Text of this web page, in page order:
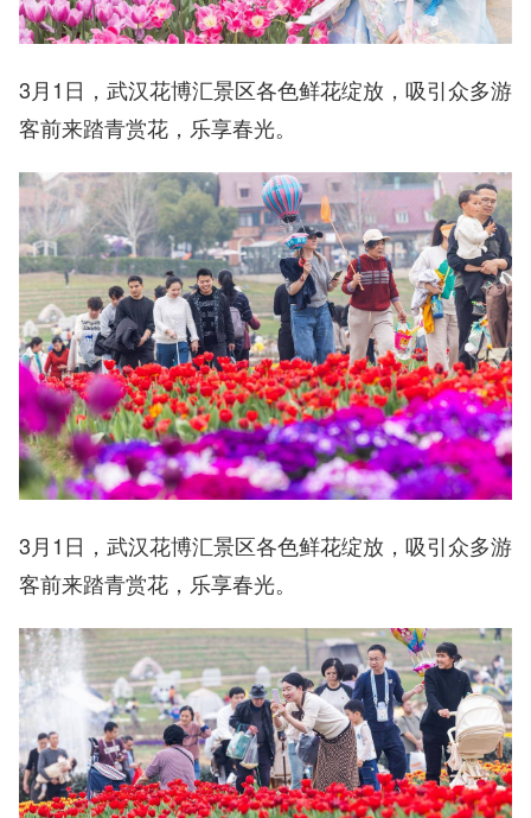
3月1日，武汉花博汇景区各色鲜花绽放，吸引众多游
客前来踏青赏花，乐享春光。
3月1日，武汉花博汇景区各色鲜花绽放，吸引众多游
客前来踏青赏花，乐享春光。